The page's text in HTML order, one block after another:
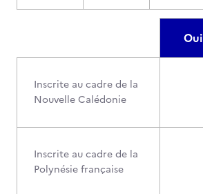
Oui
Inscrite au cadre de la
Nouvelle Calédonie
Inscrite au cadre de la
Polynésie française